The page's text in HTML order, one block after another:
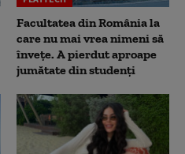
Facultatea din România la
care nu mai vrea nimeni să
înveţe. A pierdut aproape
jumătate din studenţi